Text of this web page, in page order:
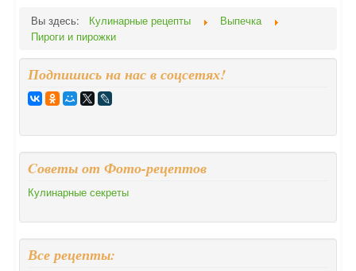
Вы здесь:
Кулинарные рецепты
Выпечка
Пироги и пирожки
Подпишись на нас в соцсетях!
Cоветы от Фото-рецептов
Кулинарные секреты
Все рецепты: